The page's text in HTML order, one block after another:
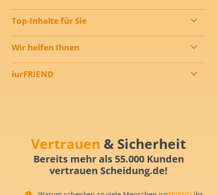
Top-Inhalte für Sie
Wir helfen Ihnen
iurFRIEND
Vertrauen & Sicherheit
Bereits mehr als 55.000 Kunden
vertrauen Scheidung.de!